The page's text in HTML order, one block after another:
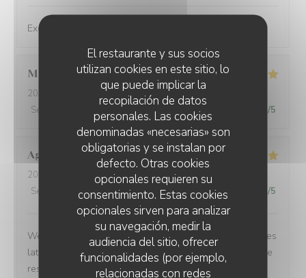
El restaurante y sus socios
utilizan cookies en este sitio, lo
que puede implicar la
recopilación de datos
personales. Las cookies
denominadas «necesarias» son
obligatorias y se instalan por
defecto. Otras cookies
opcionales requieren su
consentimiento. Estas cookies
opcionales sirven para analizar
su navegación, medir la
audiencia del sitio, ofrecer
funcionalidades (por ejemplo,
relacionadas con redes
Exceptional dishes. Flawless service. Recommended.
Marie
2026-08-04
- 12:30 - Invitados 2
Servicio
Ambiente 5 Menú Calidad / Precio /5
Agustina F
2026-07-30
- 21:15 - Invitados 3
Servicio
/5 Ambiente: 5/5 Menú: 5/5 Calidad / Precio /5
We made a quick reservation and arrived only 15 minutes
later to a warm, inviting, and authentic French bistro. The
restaurant owner and all of the waiters were incredibly